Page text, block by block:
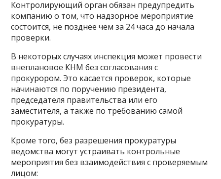
Контролирующий орган обязан предупредить
компанию о том, что надзорное мероприятие
состоится, не позднее чем за 24 часа до начала
проверки.
В некоторых случаях инспекция может провести
внеплановое КНМ без согласования с
прокурором. Это касается проверок, которые
начинаются по поручению президента,
председателя правительства или его
заместителя, а также по требованию самой
прокуратуры.
Кроме того, без разрешения прокуратуры
ведомства могут устраивать контрольные
мероприятия без взаимодействия с проверяемым
лицом: